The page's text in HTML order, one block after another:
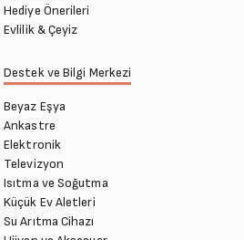
Hediye Önerileri
Evlilik & Çeyiz
Destek ve Bilgi Merkezi
Beyaz Eşya
Ankastre
Elektronik
Televizyon
Isıtma ve Soğutma
Küçük Ev Aletleri
Su Arıtma Cihazı